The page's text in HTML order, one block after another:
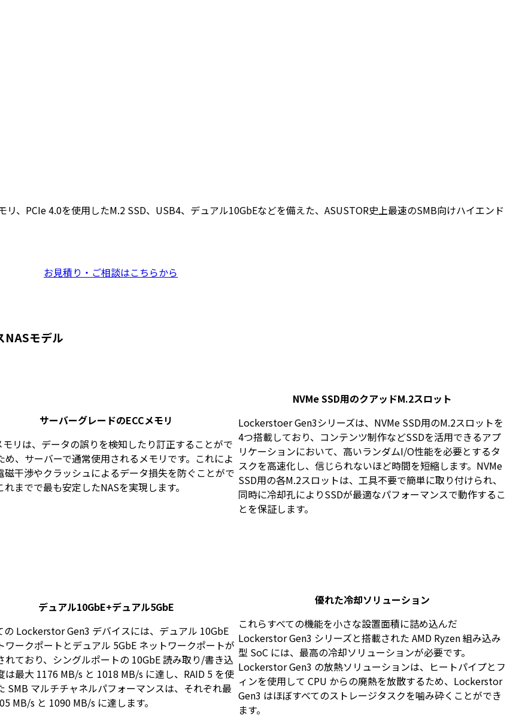
、PCIe 4.0を使用したM.2 SSD、USB4、デュアル10GbEなどを備えた、ASUSTOR史上最速のSMB向けハイエンド
お見積り・ご相談はこちらから
NASモデル
サーバーグレードのECCメモリ
モリは、データの誤りを検知したり訂正することがで
め、サーバーで通常使用されるメモリです。これによ
磁干渉やクラッシュによるデータ損失を防ぐことがで
れまでで最も安定したNASを実現します。
NVMe SSD用のクアッドM.2スロット
Lockerstoer Gen3シリーズは、NVMe SSD用のM.2スロットを
4つ搭載しており、コンテンツ制作などSSDを活用できるアプ
リケーションにおいて、高いランダムI/O性能を必要とするタ
スクを高速化し、信じられないほど時間を短縮します。NVMe
SSD用の各M.2スロットは、工具不要で簡単に取り付けられ、
同時に冷却孔によりSSDが最適なパフォーマンスで動作するこ
とを保証します。
デュアル10GbE+デュアル5GbE
の Lockerstor Gen3 デバイスには、デュアル 10GbE
ワークポートとデュアル 5GbE ネットワークポートが
れており、シングルポートの 10GbE 読み取り/書き込
は最大 1176 MB/s と 1018 MB/s に達し、RAID 5 を使
SMB マルチチャネルパフォーマンスは、それぞれ最
MB/s と 1090 MB/s に達します。
優れた冷却ソリューション
これらすべての機能を小さな設置面積に詰め込んだ
Lockerstor Gen3 シリーズと搭載された AMD Ryzen 組み込み
型 SoC には、最高の冷却ソリューションが必要です。
Lockerstor Gen3 の放熱ソリューションは、ヒートパイプとフ
ィンを使用して CPU からの廃熱を放散するため、Lockerstor
Gen3 はほぼすべてのストレージタスクを噛み砕くことができ
ます。